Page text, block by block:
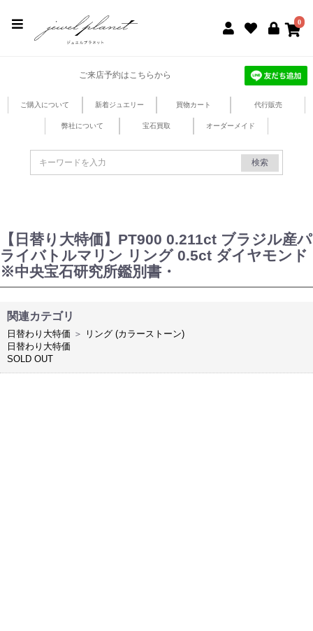
0
ご来店予約はこちらから
ご購入について 新着ジュエリー 買物カート 代行販売
弊社について 宝石買取 オーダーメイド
検索
【日替り大特価】PT900 0.211ct ブラジル産パ
ライバトルマリン リング 0.5ct ダイヤモンド
※中央宝石研究所鑑別書・
関連カテゴリ
日替わり大特価 ＞
リング (カラーストーン)
日替わり大特価
SOLD OUT